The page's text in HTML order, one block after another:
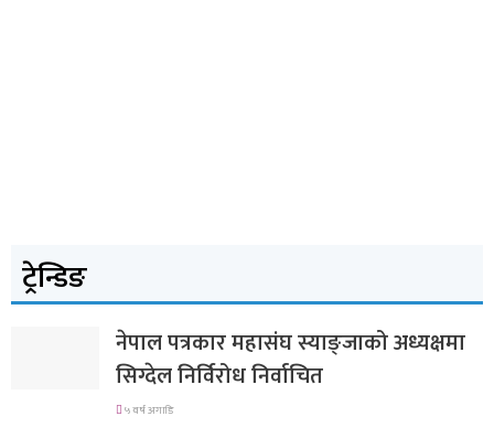
ट्रेन्डिङ
नेपाल पत्रकार महासंघ स्याङ्जाको अध्यक्षमा
सिग्देल निर्विरोध निर्वाचित
५ वर्ष अगाडि